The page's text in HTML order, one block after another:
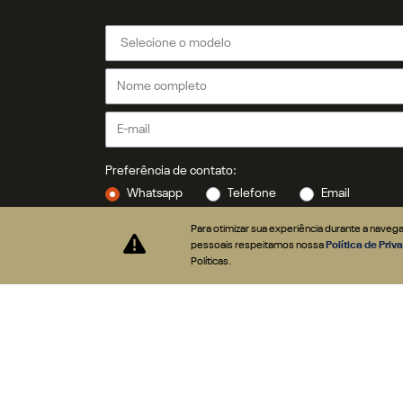
CNPJ: 91.525.790/0021-28
Desenvolvido pela DEALERSPACE ® Direitos Reservados.
Para otimizar sua experiência durante a
pessoais respeitamos nossa Política de
Políticas.